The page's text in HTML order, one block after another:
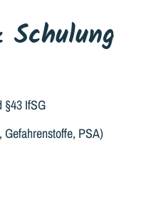
§43 IfSG
Gefahrenstoffe, PSA)